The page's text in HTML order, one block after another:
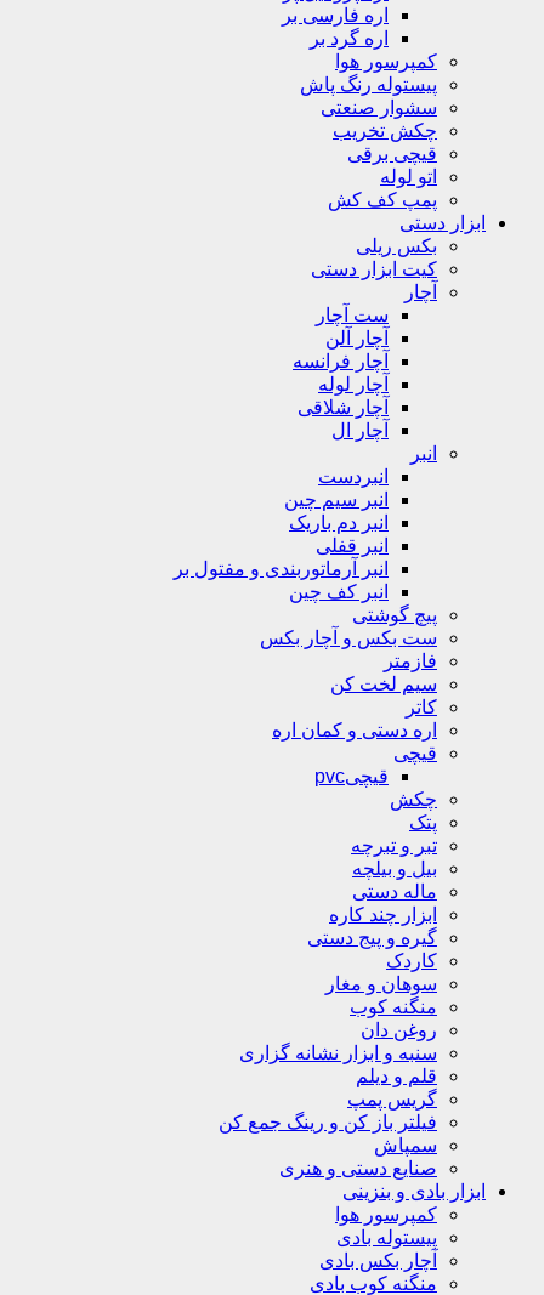
اره فارسی بر
اره گرد بر
کمپرسور هوا
پیستوله رنگ پاش
سشوار صنعتی
چکش تخریب
قیچی برقی
اتو لوله
پمپ کف کش
ابزار دستی
بکس ریلی
کیت ابزار دستی
آچار
ست آچار
آچار آلن
آچار فرانسه
آچار لوله
آچار شلاقی
آچار ال
انبر
انبردست
انبر سیم چین
انبر دم باریک
انبر قفلی
انبر آرماتوربندی و مفتول بر
انبر کف چین
پیچ گوشتی
ست بکس و آچار بکس
فازمتر
سیم لخت کن
کاتر
اره دستی و کمان اره
قیچی
قیچیpvc
چکش
پتک
تبر و تبرچه
بیل و بیلچه
ماله دستی
ابزار چند کاره
گیره و پیج دستی
کاردک
سوهان و مغار
منگنه کوب
روغن دان
سنبه و ابزار نشانه گزاری
قلم و دیلم
گریس پمپ
فیلتر باز کن و رینگ جمع کن
سمپاش
صنایع دستی و هنری
ابزار بادی و بنزینی
کمپرسور هوا
پیستوله بادی
آچار بکس بادی
منگنه کوب بادی